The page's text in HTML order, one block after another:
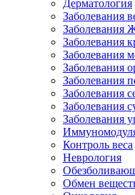
Дерматология
Заболевания
Заболевания
Заболевания
Заболевания
Заболевания
Заболевания
Заболевания
Заболевания
Заболевания
Контроль веса
Неврология
Обмен